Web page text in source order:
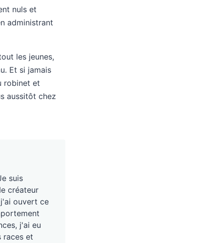
nuls et
administrant
les jeunes,
Et si jamais
robinet et
aussitôt chez
suis
créateur
ouvert ce
j'ai eu
races et